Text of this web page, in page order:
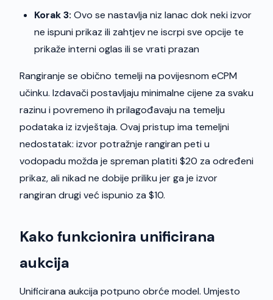
Korak 3: Ovo se nastavlja niz lanac dok neki izvor
ne ispuni prikaz ili zahtjev ne iscrpi sve opcije te
prikaže interni oglas ili se vrati prazan
Rangiranje se obično temelji na povijesnom eCPM
učinku. Izdavači postavljaju minimalne cijene za svaku
razinu i povremeno ih prilagođavaju na temelju
podataka iz izvještaja. Ovaj pristup ima temeljni
nedostatak: izvor potražnje rangiran peti u
vodopadu možda je spreman platiti $20 za određeni
prikaz, ali nikad ne dobije priliku jer ga je izvor
rangiran drugi već ispunio za $10.
Kako funkcionira unificirana
aukcija
Unificirana aukcija potpuno obrće model. Umjesto